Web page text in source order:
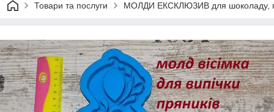
Товари та послуги МОЛДИ ЕКСКЛЮЗИВ для шоколаду,